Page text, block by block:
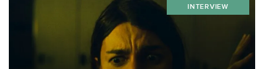
INTERVIEW